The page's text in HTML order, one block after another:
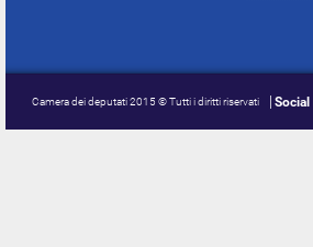
Camera dei deputati 2015 © Tutti i diritti riservati